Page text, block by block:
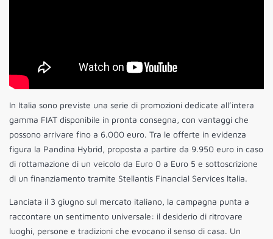
In Italia sono previste una serie di promozioni dedicate all’intera
gamma FIAT disponibile in pronta consegna, con vantaggi che
possono arrivare fino a 6.000 euro. Tra le offerte in evidenza
figura la Pandina Hybrid, proposta a partire da 9.950 euro in caso
di rottamazione di un veicolo da Euro 0 a Euro 5 e sottoscrizione
di un finanziamento tramite Stellantis Financial Services Italia.
Lanciata il 3 giugno sul mercato italiano, la campagna punta a
raccontare un sentimento universale: il desiderio di ritrovare
luoghi, persone e tradizioni che evocano il senso di casa. Un